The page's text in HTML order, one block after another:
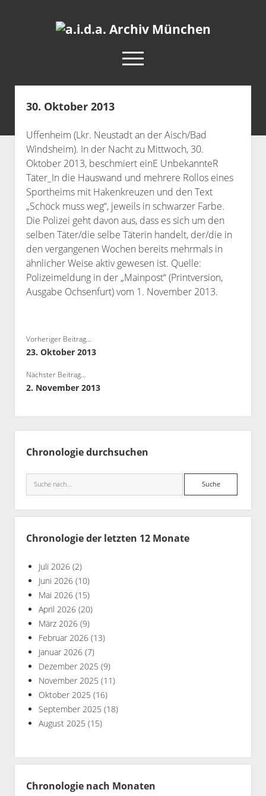
a.i.d.a.
open
menu
facebook
rss info@aida-archiv.de
Aktuelles
Termine
open
dropdown
menu
Antifaschistische Termine im Süden
Antifaschistische Termine in München
Rechte Termine im Süden
Rechte Termine München
Chronologie
Das Archiv
open
dropdown
menu
a.i.d.a. e. V. unterstützen
Über a.i.d.a.
RSS-Feeds, Twitter & Facebook
Bibliothek
Kontakt & PGP-Key
Impressum
30. Oktober 2013
Uffenheim (Lkr. Neustadt an der Aisch/Bad
Windsheim). In der Nacht zu Mittwoch, 30.
Oktober 2013, beschmiert einE UnbekannteR
Täter_In die Hauswand und mehrere Rollos eines
Sportheims mit Hakenkreuzen und den Text
„Schöck muss weg“, jeweils in schwarzer Farbe.
Die Polizei geht davon aus, dass es sich um den
selben Täter/die selbe Täterin handelt, der/die in
den vergangenen Wochen bereits mehrmals in
ähnlicher Weise aktiv gewesen ist. Quelle:
Polizeimeldung in der „Mainpost“ (Printversion,
Ausgabe Ochsenfurt) vom 1. November 2013.
Vorheriger Beitrag...
23. Oktober 2013
Nächster Beitrag...
2. November 2013
Chronologie durchsuchen
Suche
Chronologie der letzten 12 Monate
Juli 2026(2)
Juni 2026(10)
Mai 2026(15)
April 2026(20)
März 2026(9)
Februar 2026(13)
Januar 2026(7)
Dezember 2025 (9)
November 2025 (11)
Oktober 2025 (16)
September 2025 (18)
August 2025 (15)
Chronologie nach Monaten